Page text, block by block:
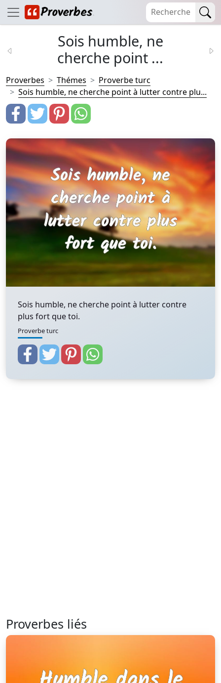
Sois humble, ne
cherche point ...
Proverbes Thémes
Proverbe turc
Sois humble, ne cherche point à lutter contre plu...
Sois humble, ne cherche point à lutter contre
plus fort que toi.
Proverbe turc
Proverbes liés